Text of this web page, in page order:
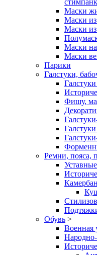
стимпанк
Маски
Маски
Маски
Маски
Маски
Парики
Галстуки,
Фишу,
Ремни, пояса,
Обувь >
Военная